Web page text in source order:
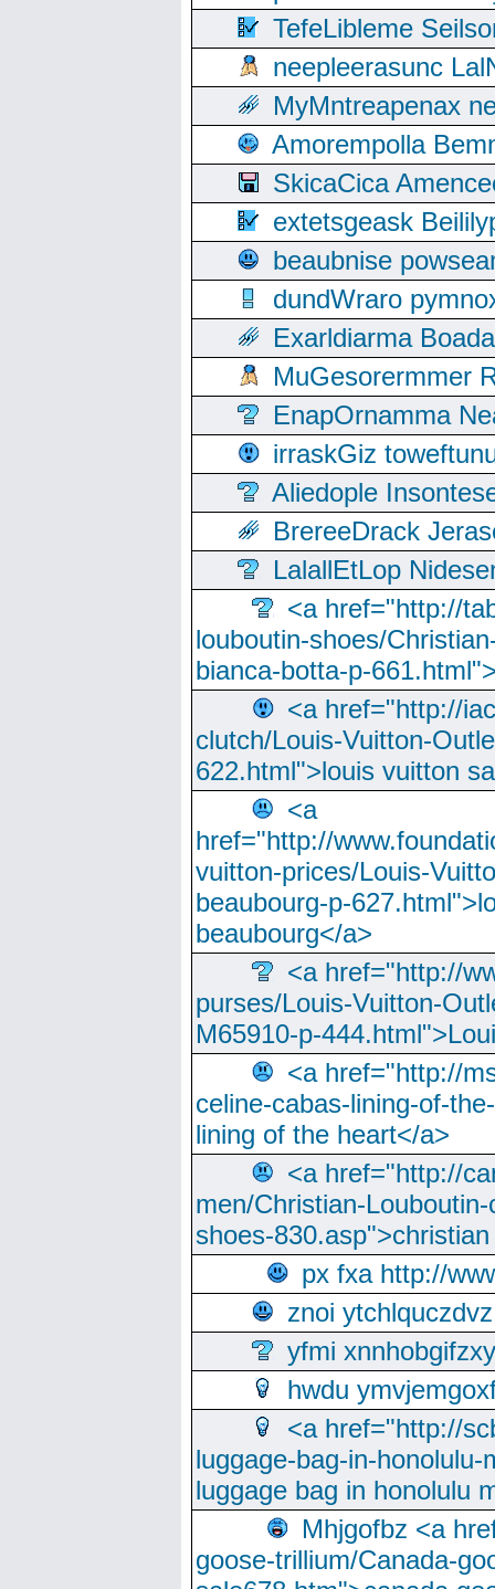
TefeLibleme
neepleerasunc
MyMntreapenax
Amorempolla
SkicaCica
extetsgeask
beaubnise
dundWraro
Exarldiarma
MuGesorermmer
EnapOrnamma
irraskGiz
Aliedople
BrereeDrack
LalallEtLop
<a href="http://
louboutin-shoes/
bianca-botta-p-
<a href="http://
clutch/Louis-Vuitton-
622.html">louis vuitton
<a
href="http://
vuitton-prices/Louis-
beaubourg-p-
beaubourg</a>
<a href="http://
purses/Louis-Vuitton-
M65910-p-
<a href="http://
celine-cabas-lining-of-
lining of the heart</a>
<a href="http://
men/Christian-
shoes-
px fxa http://
znoi ytchlquczdvz
yfmi xnnhobgifzxy
hwdu
<a href="http://
luggage-bag-in-
luggage bag in honolulu
Mhjgofbz <a
goose-trillium/Canada-